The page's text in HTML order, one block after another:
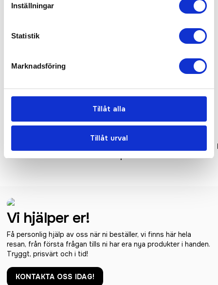
Inställningar
Statistik
Marknadsföring
Tillåt alla
Tillåt urval
Vi hjälper er!
Få personlig hjälp av oss när ni beställer, vi finns här hela
resan, från första frågan tills ni har era nya produkter i handen.
Tryggt, prisvärt och i tid!
KONTAKTA OSS IDAG!